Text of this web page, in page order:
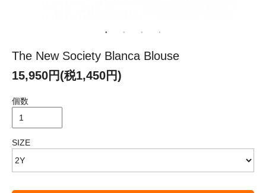
The New Society Blanca Blouse
15,950円(税1,450円)
個数
SIZE